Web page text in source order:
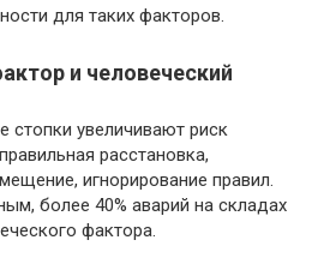
для таких факторов.
и человеческий
стопки увеличивают риск
расстановка,
игнорирование правил.
более 40% аварий на складах
фактора.